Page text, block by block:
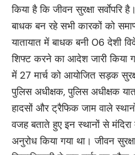
किया है कि जीवन सुरक्षा सर्वाेपरि
बाधक बन रहे सभी कारकों को
यातायात में बाधक बनी 06 देशी
शिफ्ट करने का आदेश जारी किया
में 27 मार्च को आयोजित सड़क
पुलिस अधीक्षक, पुलिस अधीक्षक
हादसों और ट्रैफिक जाम वाले
वजह बताते हुए इन स्थानों से
अनुरोध किया गया था। जीवन